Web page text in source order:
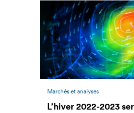
Marchés et analyses
L’hiver 2022-2023